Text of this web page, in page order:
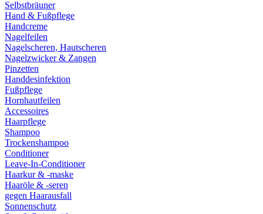
Selbstbräuner
Hand & Fußpflege
Handcreme
Nagelfeilen
Nagelscheren, Hautscheren
Nagelzwicker & Zangen
Pinzetten
Handdesinfektion
Fußpflege
Hornhautfeilen
Accessoires
Haarpflege
Shampoo
Trockenshampoo
Conditioner
Leave-In-Conditioner
Haarkur & -maske
Haaröle & -seren
gegen Haarausfall
Sonnenschutz